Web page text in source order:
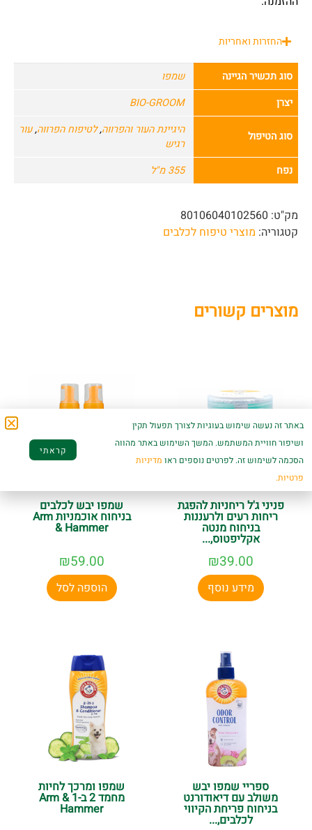
החזרות ואחריות
סוג תכשיר הגיינה
שמפו
יצרן
BIO-GROOM
סוג הטיפול היגיינת העור והפרווה,לטיפוח הפרווה,עור
רגיש
נפח
355 מ"ל
מק"ט: 80106040102560
קטגוריה: מוצרי טיפוח לכלבים
מוצרים קשורים
פניני ג'ל ריחניות להפגת
ריחות רעים ולרעננות
בניחוח מנטה
אקליפטוס,...
₪39.00
מידע נוסף
שמפו יבש לכלבים
בניחוח אוכמניות Arm
& Hammer
₪59.00
הוספה לסל
ספריי שמפו יבש
משולב עם דיאודורנט
בניחוח פריחת הקיווי
לכלבים,...
שמפו ומרכך לחיות
מחמד 2 ב-1 Arm &
Hammer
באתר זה נעשה שימוש בעוגיות לצורך תפעול תקין
ושיפור חוויית המשתמש. המשך השימוש באתר מהווה
הסכמה לשימוש זה. לפרטים נוספים ראו מדיניות
פרטיות.
קראתי